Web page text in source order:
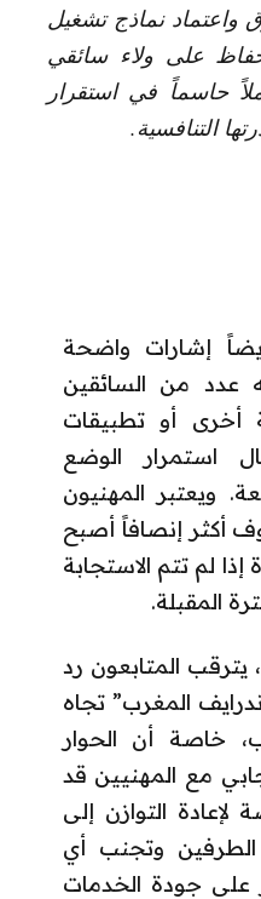
واعتماد نماذج تشغيل
على ولاء سائقي
حاسماً في استقرار
التنافسية.
إشارات واضحة
عدد من السائقين
أخرى أو تطبيقات
استمرار الوضع
ويعتبر المهنيون
أكثر إنصافاً أصبح
لم تتم الاستجابة
المقبلة.
يترقب المتابعون رد
المغرب” تجاه
خاصة أن الحوار
مع المهنيين قد
التوازن إلى
الطرفين وتجنب أي
على جودة الخدمات